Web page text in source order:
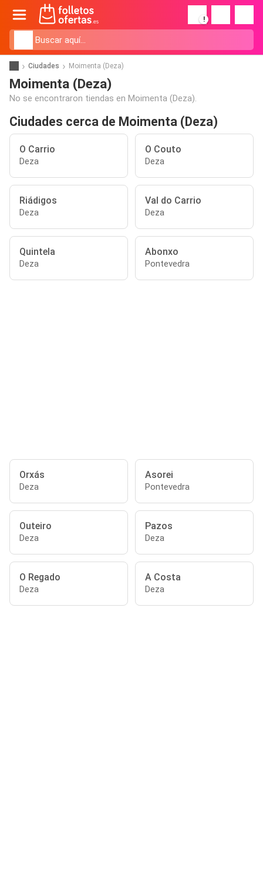
!
Ciudades Moimenta (Deza)
Moimenta (Deza)
No se encontraron tiendas en Moimenta (Deza).
Ciudades cerca de Moimenta (Deza)
O Carrio
Deza
O Couto
Deza
Riádigos
Deza
Val do Carrio
Deza
Quintela
Deza
Abonxo
Pontevedra
Orxás
Deza
Asorei
Pontevedra
Outeiro
Deza
Pazos
Deza
O Regado
Deza
A Costa
Deza